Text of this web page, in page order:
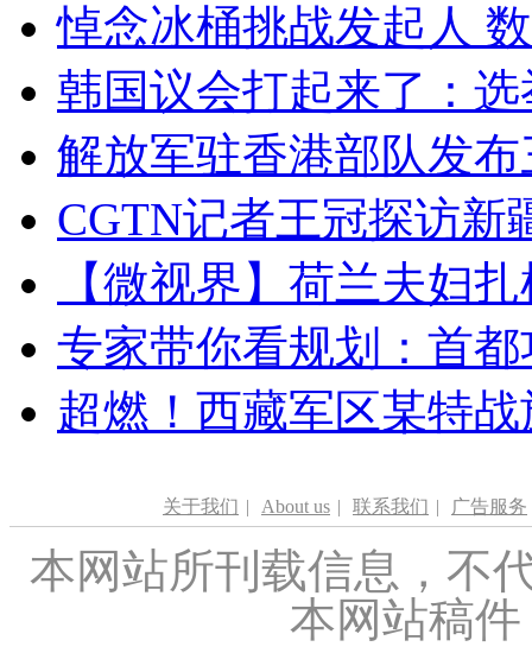
悼念冰桶挑战发起人
韩国议会打起来了：
解放军驻香港部队发
CGTN记者王冠探访新
【微视界】荷兰夫妇
专家带你看规划：首
超燃！西藏军区某特
关于我们 | About us | 联系我们 | 广告服务
本网站所刊载信息，不
本网站稿